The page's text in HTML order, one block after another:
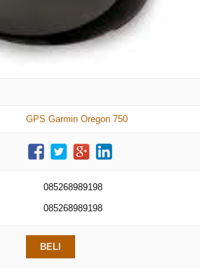
GPS Garmin Oregon 750
085268989198
085268989198
BELI